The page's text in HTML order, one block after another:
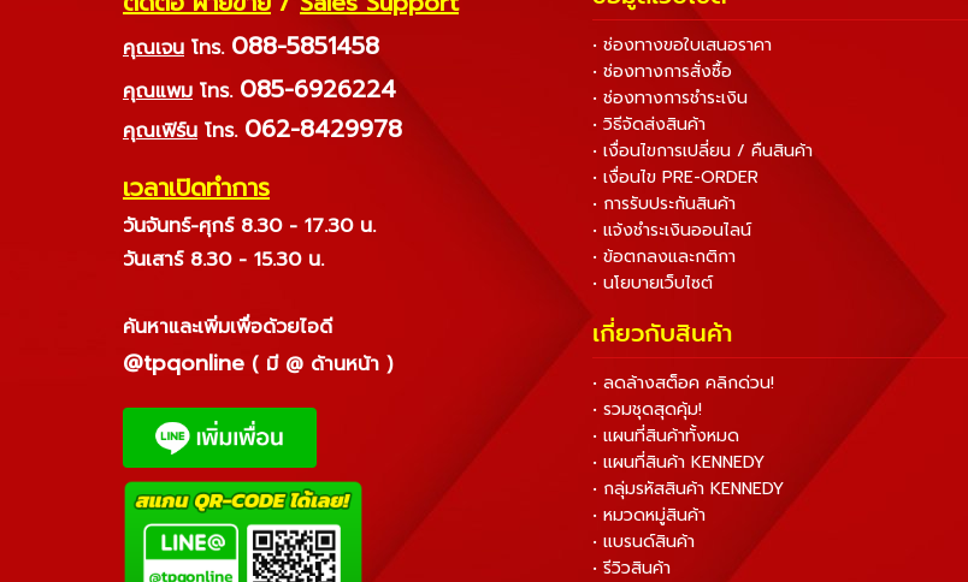
คุณเจน โทร. 088-5851458
คุณแพม โทร. 085-6926224
คุณเฟิร์น โทร. 062-8429978
เวลาเปิดทำการ
วันจันทร์-ศุกร์ 8.30 - 17.30 น.
วันเสาร์ 8.30 - 15.30 น.
ค้นหาและเพิ่มเพื่อด้วยไอดี
@tpqonline ( มี @ ด้านหน้า )
• ช่องทางขอใบเสนอราคา
• ช่องทางการสั่งซื้อ
• ช่องทางการชำระเงิน
• วิธีจัดส่งสินค้า
• เงื่อนไขการเปลี่ยน / คืนสินค้า
• เงื่อนไข PRE-ORDER
• การรับประกันสินค้า
• แจ้งชำระเงินออนไลน์
• ข้อตกลงและกติกา
• นโยบายเว็บไซต์
เกี่ยวกับสินค้า
• ลดล้างสต็อค คลิกด่วน!
• รวมชุดสุดคุ้ม!
• แผนที่สินค้าทั้งหมด
• แผนที่สินค้า KENNEDY
• กลุ่มรหัสสินค้า KENNEDY
• หมวดหมู่สินค้า
• แบรนด์สินค้า
• รีวิวสินค้า